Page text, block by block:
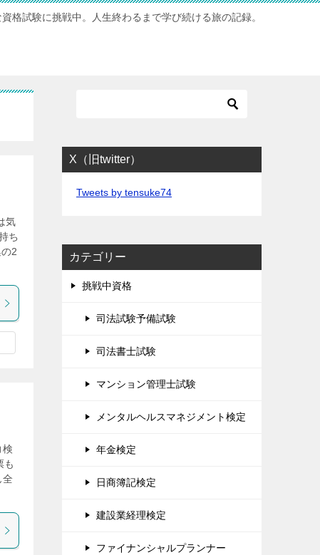
格試験に挑戦中。人生終わるまで学び続ける旅の記録。
気
ち
2
検
も
全
X（旧twitter）
Tweets by tensuke74
カテゴリー
挑戦中資格
司法試験予備試験
司法書士試験
マンション管理士試験
メンタルヘルスマネジメント検定
年金検定
日商簿記検定
建設業経理検定
ファイナンシャルプランナー